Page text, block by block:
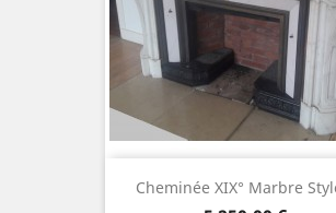
Cheminée XIX° Marbre